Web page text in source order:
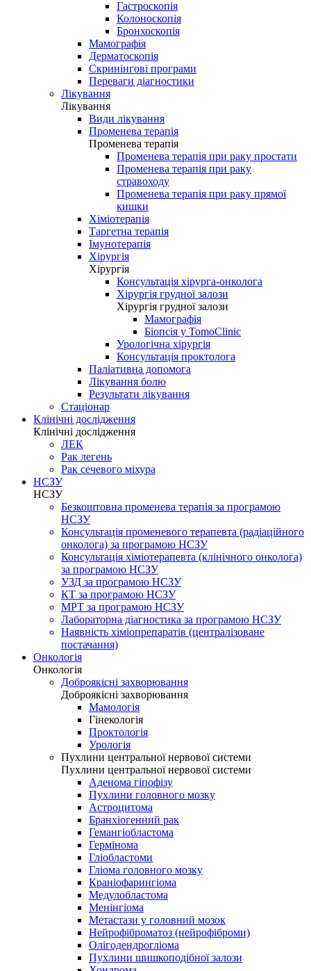
Гастроскопія
Колоноскопія
Бронхоскопія
Мамографія
Дерматоскопія
Скринінгові програми
Переваги діагностики
Лікування
Лікування
Види лікування
Променева терапія
Променева терапія
Променева терапія при раку простати
Променева терапія при раку
стравоходу
Променева терапія при раку прямої
кишки
Хіміотерапія
Таргетна терапія
Імунотерапія
Хірургія
Хірургія
Консультація хірурга-онколога
Хірургія грудної залози
Хірургія грудної залози
Мамографія
Біопсія у TomoClinic
Урологічна хірургія
Консультація проктолога
Паліативна допомога
Лікування болю
Результати лікування
Стаціонар
Клінічні дослідження
Клінічні дослідження
ЛЕК
Рак легень
Рак сечевого міхура
НСЗУ
НСЗУ
Безкоштовна променева терапія за програмою
НСЗУ
Консультація променевого терапевта (радіаційного
онколога) за програмою НСЗУ
Консультація хіміотерапевта (клінічного онколога)
за програмою НСЗУ
УЗД за програмою НСЗУ
КТ за програмою НСЗУ
МРТ за програмою НСЗУ
Лабораторна діагностика за програмою НСЗУ
Наявність хіміопрепаратів (централізоване
постачання)
Онкологія
Онкологія
Доброякісні захворювання
Доброякісні захворювання
Мамологія
Гінекологія
Проктологія
Урологія
Пухлини центральної нервової системи
Пухлини центральної нервової системи
Аденома гіпофізу
Пухлини головного мозку
Астроцитома
Бранхіогенний рак
Гемангіобластома
Гермінома
Гліобластоми
Гліома головного мозку
Краніофарингіома
Медулобластома
Менінгіома
Метастази у головний мозок
Нейрофіброматоз (нейрофіброми)
Олігодендрогліома
Пухлини шишкоподібної залози